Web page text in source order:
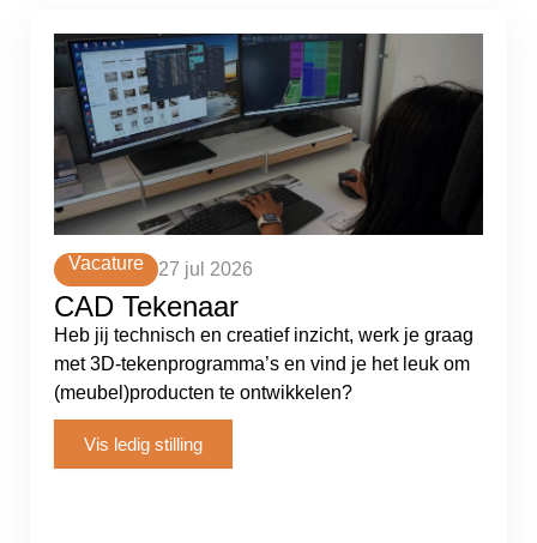
Vacature 27 jul 2026
CAD Tekenaar
Heb jij technisch en creatief inzicht, werk je graag
met 3D-tekenprogramma’s en vind je het leuk om
(meubel)producten te ontwikkelen?
Vis ledig stilling